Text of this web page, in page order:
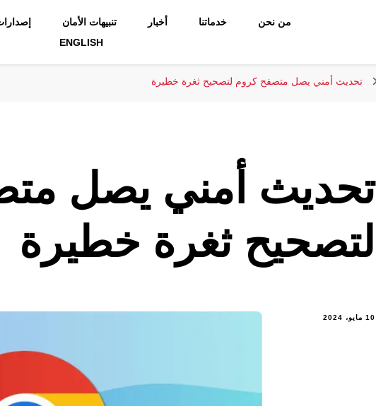
من نحن خدماتنا أخبار تنبيهات الأمان
ENGLISH
تحديث أمني يصل متصفح كروم لتصحيح ثغرة خطيرة
تحديث أمني يصل
لتصحيح ثغرة خطيرة
10 مايو، 2024